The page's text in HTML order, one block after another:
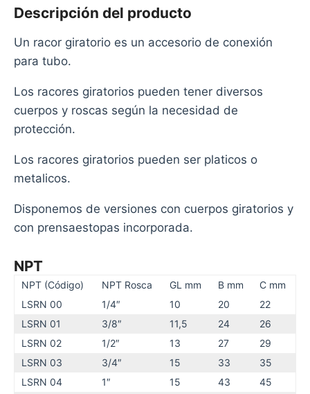
Descripción del producto
Un racor giratorio es un accesorio de conexión
para tubo.
Los racores giratorios pueden tener diversos
cuerpos y roscas según la necesidad de
protección.
Los racores giratorios pueden ser platicos o
metalicos.
Disponemos de versiones con cuerpos giratorios y
con prensaestopas incorporada.
NPT
NPT (Código) NPT Rosca GL mm B mm
C mm
LSRN 00
1/4″ 10 20
22
LSRN 01
3/8″ 11,5 24
26
LSRN 02
1/2″ 13 27
29
LSRN 03
3/4″ 15 33
35
LSRN 04
1″ 15 43
45